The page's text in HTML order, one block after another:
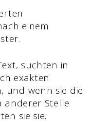
einem
suchten in
exakten
und wenn sie die
anderer Stelle
sie sie.